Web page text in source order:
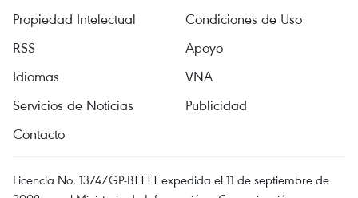
Propiedad Intelectual
Condiciones de Uso
RSS
Apoyo
Idiomas
VNA
Servicios de Noticias
Publicidad
Contacto
Licencia No. 1374/GP-BTTTT expedida el 11 de septiembre de